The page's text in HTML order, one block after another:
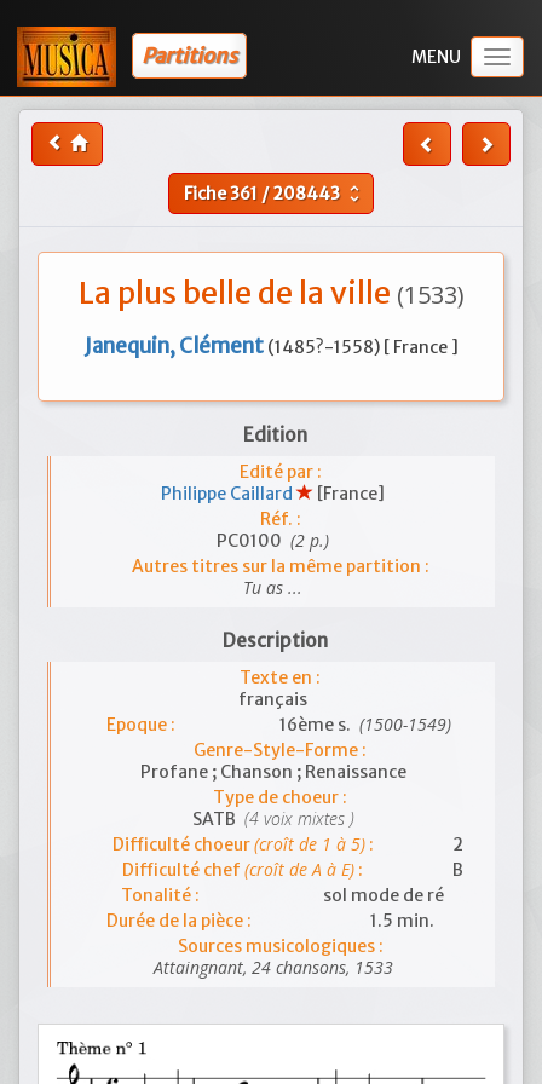
Partitions
Fiche361 /208443 unfold_more
La plus belle de la ville (1533)
Janequin, Clément (1485?-1558) [ France ]
Edition
Edité par :
Philippe Caillard
[France]
Réf. :
PC0100 (2 p.)
Autres titres sur la même partition :
Tu as ...
Description
Texte en :
français
Epoque :
16ème s. (1500-1549)
Genre-Style-Forme :
Profane ; Chanson ; Renaissance
Type de choeur :
SATB (4 voix mixtes )
Difficulté choeur(croît de 1 à 5):
2
Difficulté chef(croît de A à E) :
B
Tonalité :
sol mode de ré
Durée de la pièce :
1.5 min.
Sources musicologiques :
Attaingnant, 24 chansons, 1533